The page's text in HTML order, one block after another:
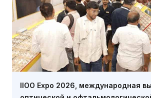
IIOO Expo 2026, международная